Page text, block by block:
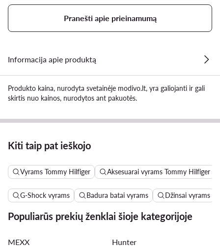
Pranešti apie prieinamumą
Informacija apie produktą
Produkto kaina, nurodyta svetainėje modivo.lt, yra galiojanti ir gali
skirtis nuo kainos, nurodytos ant pakuotės.
Kiti taip pat ieškojo
Vyrams Tommy Hilfiger Aksesuarai vyrams Tommy Hilfiger
G-Shock vyrams Badura batai vyrams Džinsai vyrams
Populiarūs prekių ženklai šioje kategorijoje
MEXX Hunter